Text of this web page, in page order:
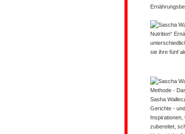
Nutrition“
sie ihre fünf
Methode -
Sasha
Gerichte -
zubereitet,